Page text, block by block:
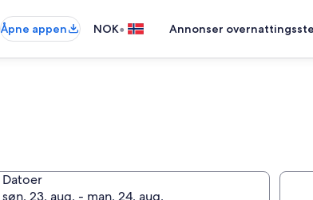
Åpne appen NOK• Annonser
Datoer